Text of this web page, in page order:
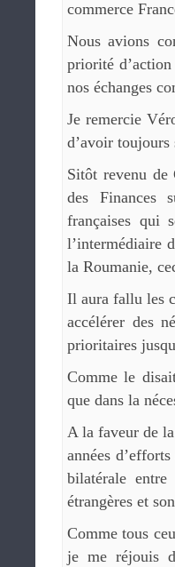
commerce
Nous avions
priorité
nos échanges
Je remercie
d’avoir
Sitôt revenu de
des Finances
françaises qui
l’intermédiaire
la Roumanie,
Il aura fallu les
accélérer des
prioritaires
Comme le
que dans la
A la faveur de
années
bilatérale
étrangères et
Comme tous
je me réjouis